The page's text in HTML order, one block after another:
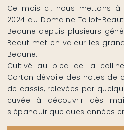
Ce mois-ci, nous mettons à
2024 du Domaine Tollot-
Beaune depuis plusieurs
Beaut met en valeur les
Beaune.
Cultivé au pied de la
Corton dévoile des notes de
de cassis, relevées par
cuvée à découvrir dès
s'épanouir quelques années